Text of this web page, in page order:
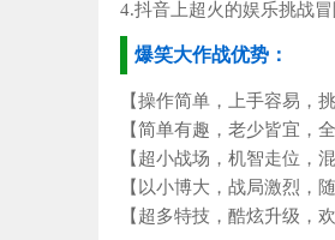
4.抖音上超火的娱乐挑战
爆笑大作战优势：
【操作简单，上手容易，
【简单有趣，老少皆宜，
【超小战场，机智走位，
【以小博大，战局激烈，
【超多特技，酷炫升级，